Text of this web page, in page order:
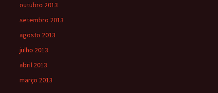
outubro 2013
setembro 2013
agosto 2013
julho 2013
abril 2013
março 2013